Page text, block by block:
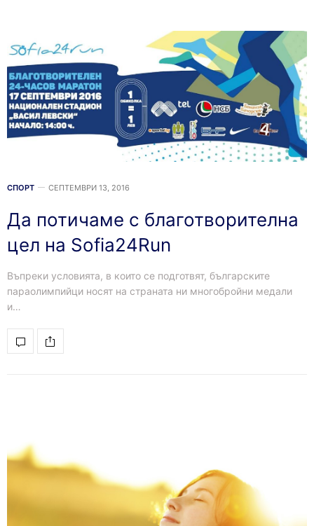
СПОРТ СЕПТЕМВРИ 13, 2016
Да потичаме с благотворителна
цел на Sofia24Run
Въпреки условията, в които се подготвят, българските
параолимпийци носят на страната ни многобройни медали
и…